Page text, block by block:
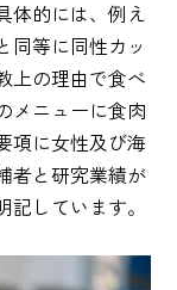
体的には、例え
同等に同性カッ
上の理由で食べ
メニューに食肉
項に女性及び海
者と研究業績が
しています。